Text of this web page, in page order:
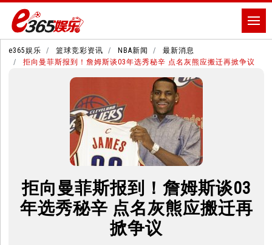
e365娱乐 篮球竞彩资讯 NBA新闻
最新消息
拒向曼菲斯报到！詹姆斯谈03年选秀秘辛 点名灰熊应搬迁再掀争议
拒向曼菲斯报到！詹姆斯谈03
年选秀秘辛 点名灰熊应搬迁再
掀争议